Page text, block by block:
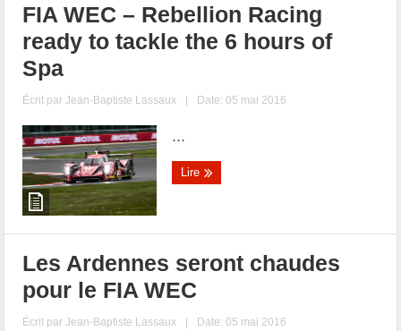
FIA WEC – Rebellion Racing
ready to tackle the 6 hours of
Spa
Écrit parJean-Baptiste Lassaux | Date: 05 mai 2016
...
Lire
Les Ardennes seront chaudes
pour le FIA WEC
Écrit parJean-Baptiste Lassaux | Date: 05 mai 2016